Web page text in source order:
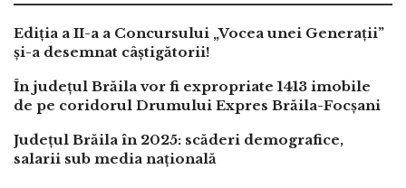
Ediția a II-a a Concursului „Vocea unei Generații”
și-a desemnat câștigătorii!
În județul Brăila vor fi expropriate 1413 imobile
de pe coridorul Drumului Expres Brăila-Focșani
Județul Brăila în 2025: scăderi demografice,
salarii sub media națională